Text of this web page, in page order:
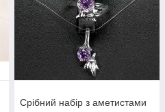
Срібний набір з аметистами